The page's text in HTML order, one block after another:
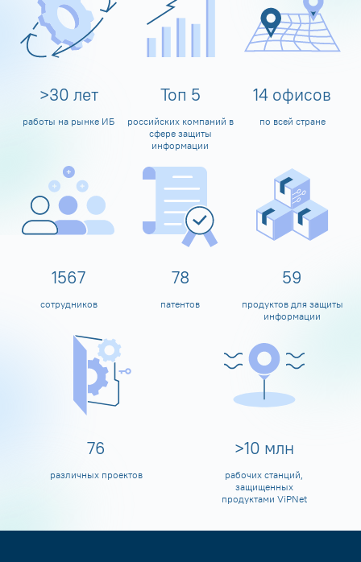
>30 лет
работы на рынке ИБ
Топ 5
российских компаний в
сфере защиты
информации
14 офисов
по всей стране
1600
сотрудников
80
патентов
60
продуктов для защиты
информации
80
различных проектов
>10 млн
рабочих станций,
защищенных
продуктами ViPNet